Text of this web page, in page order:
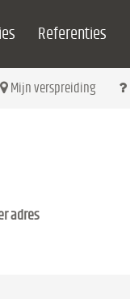
Referenties
Mijn verspreiding
adres